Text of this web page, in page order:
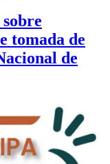
tomada de
de